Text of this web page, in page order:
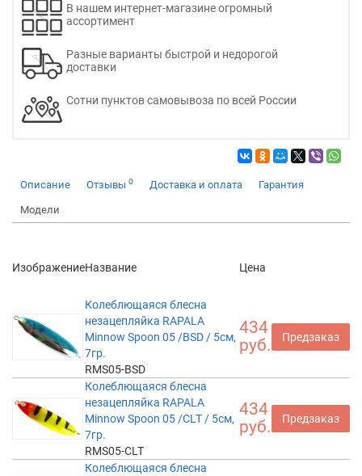
В нашем интернет-магазине огромный
ассортимент
Разные варианты быстрой и недорогой
доставки
Сотни пунктов самовывоза по всей России
Описание Отзывы 0 Доставка и оплата Гарантия
Модели
ИзображениеНазвание Цена
Колеблющаяся блесна
незацепляйка RAPALA
Minnow Spoon 05 /BSD / 5см,
7гр.
RMS05-BSD
434
руб.
Предзаказ
Колеблющаяся блесна
незацепляйка RAPALA
Minnow Spoon 05 /CLT / 5см,
7гр.
RMS05-CLT
434
руб.
Предзаказ
Колеблющаяся блесна